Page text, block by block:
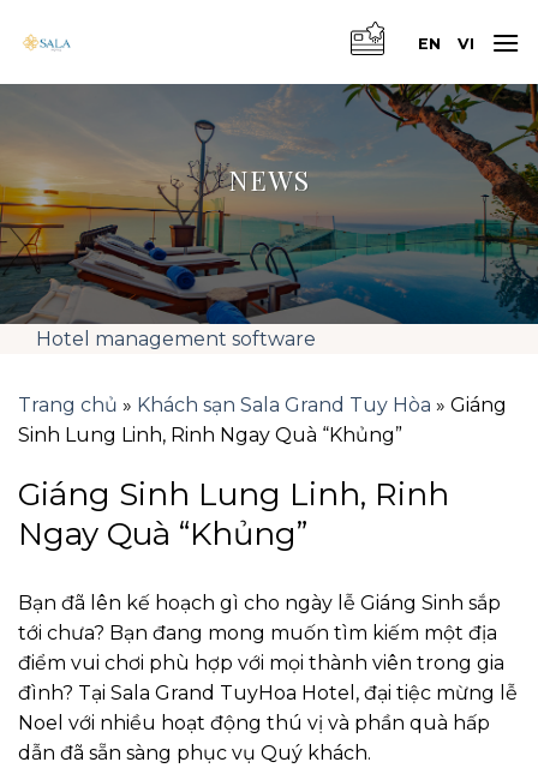
EN VI
NEWS
Hotel management software
Trang chủ » Khách sạn Sala Grand Tuy Hòa » Giáng
Sinh Lung Linh, Rinh Ngay Quà “Khủng”
Giáng Sinh Lung Linh, Rinh
Ngay Quà “Khủng”
Bạn đã lên kế hoạch gì cho ngày lễ Giáng Sinh sắp
tới chưa? Bạn đang mong muốn tìm kiếm một địa
điểm vui chơi phù hợp với mọi thành viên trong gia
đình? Tại Sala Grand TuyHoa Hotel, đại tiệc mừng lễ
Noel với nhiều hoạt động thú vị và phần quà hấp
dẫn đã sẵn sàng phục vụ Quý khách.